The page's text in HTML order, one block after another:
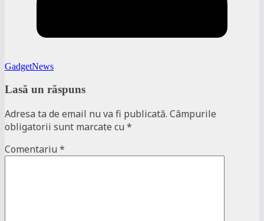
GadgetNews
Lasă un răspuns
Adresa ta de email nu va fi publicată. Câmpurile
obligatorii sunt marcate cu *
Comentariu *